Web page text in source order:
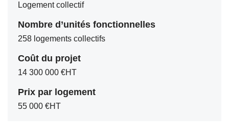
Logement collectif
Nombre d’unités fonctionnelles
258 logements collectifs
Coût du projet
14 300 000 €HT
Prix par logement
55 000 €HT